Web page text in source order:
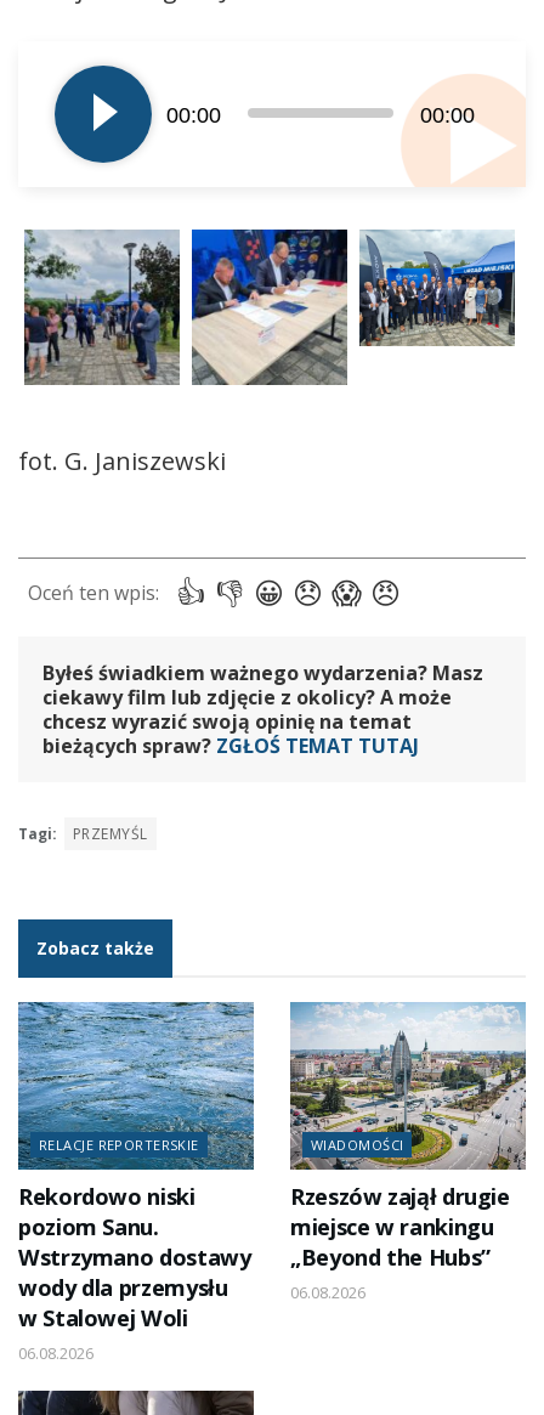
plików
dźwiękowych
00:00 00:00
fot. G. Janiszewski
Byłeś świadkiem ważnego wydarzenia? Masz
ciekawy film lub zdjęcie z okolicy? A może
chcesz wyrazić swoją opinię na temat
bieżących spraw? ZGŁOŚ TEMAT TUTAJ
Tagi: PRZEMYŚL
Zobacz także
RELACJE REPORTERSKIE
Rekordowo niski
poziom Sanu.
Wstrzymano dostawy
wody dla przemysłu
w Stalowej Woli
06.08.2026
WIADOMOŚCI
Rzeszów zajął drugie
miejsce w rankingu
„Beyond the Hubs”
06.08.2026